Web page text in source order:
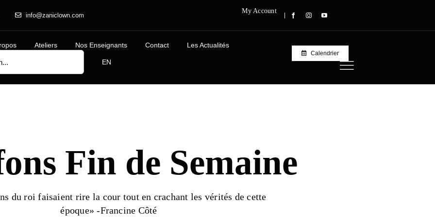
info@zaniclown.com
My Account
Ateliers Nos Enseignants Contact
Les Actualités
EN
Calendrier
Fin de Semaine
du roi faisaient rire la cour tout en crachant les vérités de cette
époque» -Francine Côté